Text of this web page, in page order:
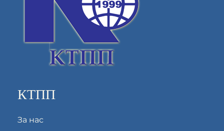
КТПП
За нас